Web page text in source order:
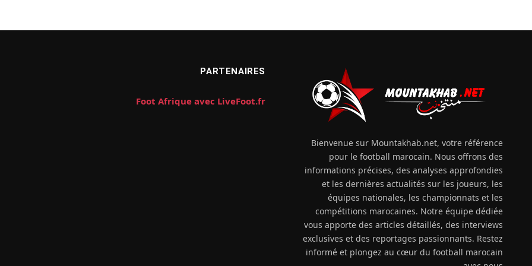
Bienvenue sur Mountakhab.net, votre référence
pour le football marocain. Nous offrons des
informations précises, des analyses approfondies
et les dernières actualités sur les joueurs, les
équipes nationales, les championnats et les
compétitions marocaines. Notre équipe dédiée
vous apporte des articles détaillés, des interviews
exclusives et des reportages passionnants. Restez
informé et plongez au cœur du football marocain
PARTENAIRES
Foot Afrique avec LiveFoot.fr